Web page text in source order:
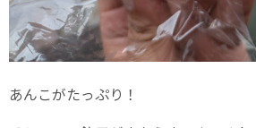
あんこがたっぷり！